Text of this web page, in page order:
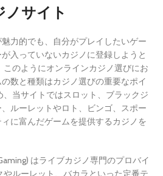
サイト
力的でも、自分がプレイしたいゲー
入っていないカジノに登録しようと
のようにオンラインカジノ選びにお
数と種類はカジノ選びの重要なポイ
、当サイトではスロット、ブラックジ
ルーレットやロト、ビンゴ、スポー
に富んだゲームを提供するカジノを
はライブカジノ専門のプロバイ